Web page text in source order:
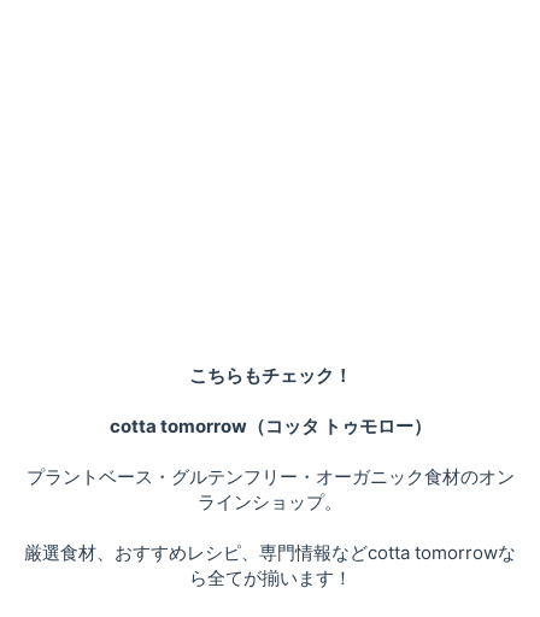
こちらもチェック！
cotta tomorrow（コッタ トゥモロー）
プラントベース・グルテンフリー・オーガニック食材のオン
ラインショップ。
厳選食材、おすすめレシピ、専門情報などcotta tomorrowな
ら全てが揃います！